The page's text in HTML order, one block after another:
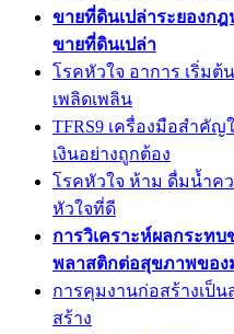
ขายที่ดินเปล่าระยองก
ขายที่ดินเปล่า
โรคหัวใจ อาการ เริ่ม
เพลิดเพลิน
TFRS9 เครื่องมือสำคั
เงินอย่างถูกต้อง
โรคหัวใจ ห้าม ดื่มน้ำค
หัวใจที่ดี
การวิเคราะห์ผลกระท
พลาสติกต่อสุขภาพของ
การคุมงานก่อสร้างเป็
สร้าง